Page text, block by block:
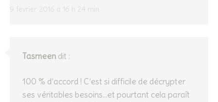
9 février 2016 à 16 h 24 min
Tasmeen dit :
100 % d’accord ! C’est si difficile de décrypter
ses véritables besoins…et pourtant cela paraît